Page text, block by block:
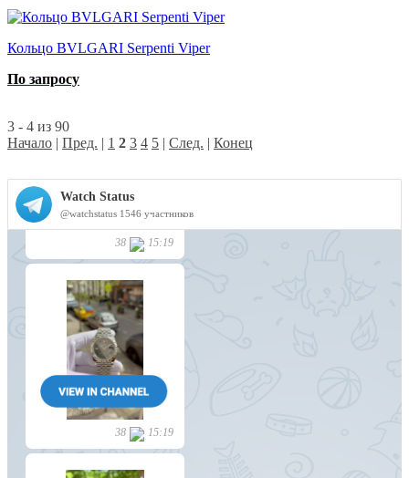
Кольцо BVLGARI Serpenti Viper
По запросу
3 - 4 из 90
Начало | Пред. | 1 2 3 4 5 | След. | Конец